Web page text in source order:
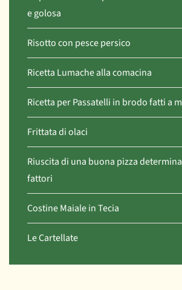
e golosa
Risotto con pesce persico
Ricetta Lumache alla comacina
Ricetta per Passatelli in brodo fatti a
Frittata di olaci
Riuscita di una buona pizza
fattori
Costine Maiale in Tecia
Le Cartellate